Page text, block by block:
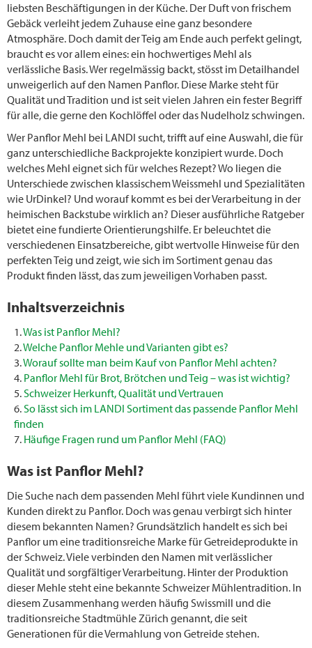
liebsten Beschäftigungen in der Küche. Der Duft von frischem
Gebäck verleiht jedem Zuhause eine ganz besondere
Atmosphäre. Doch damit der Teig am Ende auch perfekt gelingt,
braucht es vor allem eines: ein hochwertiges Mehl als
verlässliche Basis. Wer regelmässig backt, stösst im Detailhandel
unweigerlich auf den Namen Panflor. Diese Marke steht für
Qualität und Tradition und ist seit vielen Jahren ein fester Begriff
für alle, die gerne den Kochlöffel oder das Nudelholz schwingen.
Wer Panflor Mehl bei LANDI sucht, trifft auf eine Auswahl, die für
ganz unterschiedliche Backprojekte konzipiert wurde. Doch
welches Mehl eignet sich für welches Rezept? Wo liegen die
Unterschiede zwischen klassischem Weissmehl und Spezialitäten
wie UrDinkel? Und worauf kommt es bei der Verarbeitung in der
heimischen Backstube wirklich an? Dieser ausführliche Ratgeber
bietet eine fundierte Orientierungshilfe. Er beleuchtet die
verschiedenen Einsatzbereiche, gibt wertvolle Hinweise für den
perfekten Teig und zeigt, wie sich im Sortiment genau das
Produkt finden lässt, das zum jeweiligen Vorhaben passt.
Inhaltsverzeichnis
Was ist Panflor Mehl?
Welche Panflor Mehle und Varianten gibt es?
Worauf sollte man beim Kauf von Panflor Mehl achten?
Panflor Mehl für Brot, Brötchen und Teig – was ist wichtig?
Schweizer Herkunft, Qualität und Vertrauen
So lässt sich im LANDI Sortiment das passende Panflor Mehl
finden
Häufige Fragen rund um Panflor Mehl (FAQ)
Was ist Panflor Mehl?
Die Suche nach dem passenden Mehl führt viele Kundinnen und
Kunden direkt zu Panflor. Doch was genau verbirgt sich hinter
diesem bekannten Namen? Grundsätzlich handelt es sich bei
Panflor um eine traditionsreiche Marke für Getreideprodukte in
der Schweiz. Viele verbinden den Namen mit verlässlicher
Qualität und sorgfältiger Verarbeitung. Hinter der Produktion
dieser Mehle steht eine bekannte Schweizer Mühlentradition. In
diesem Zusammenhang werden häufig Swissmill und die
traditionsreiche Stadtmühle Zürich genannt, die seit
Generationen für die Vermahlung von Getreide stehen.